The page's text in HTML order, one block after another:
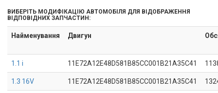
ВИБЕРІТЬ МОДИФІКАЦІЮ АВТОМОБІЛЯ ДЛЯ ВІДОБРАЖЕННЯ
ВІДПОВІДНИХ ЗАПЧАСТИН:
Найменування Двигун
1.1 i 11E72A12E48D581B85CC001B21A35C41
1.3 16V 11E72A12E48D581B85CC001B21A35C41